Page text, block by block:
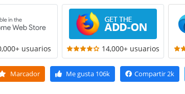
usuarios 14,000+ usuarios
Marcador Me gusta 106k Compartir2k